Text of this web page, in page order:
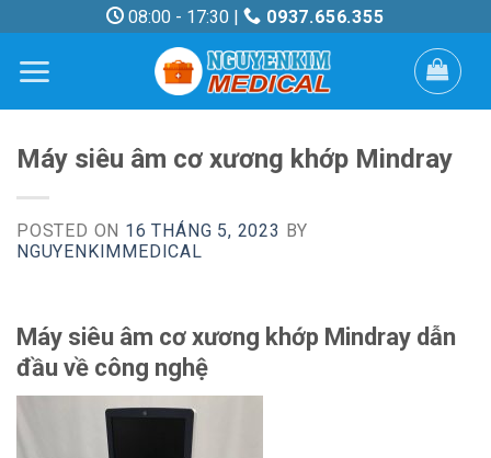
content
08:00 - 17:30 | 0937.656.355
Máy siêu âm cơ xương khớp Mindray
POSTED ON 16 THÁNG 5, 2023 BY
NGUYENKIMMEDICAL
Máy siêu âm cơ xương khớp Mindray dẫn
đầu về công nghệ